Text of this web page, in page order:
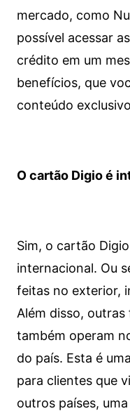
mercado, como
possível acessar
crédito em um
benefícios, que
conteúdo
O cartão Digio é
Sim, o cartão
internacional. Ou
feitas no exterior,
Além disso,
também operam
do país. Esta é
para clientes que
outros países,